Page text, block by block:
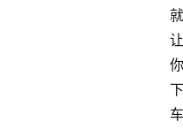
就
让
你
下
车